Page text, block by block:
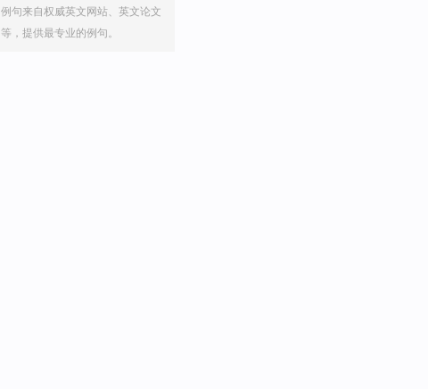
例句来自权威英文网站、英文论文
等，提供最专业的例句。